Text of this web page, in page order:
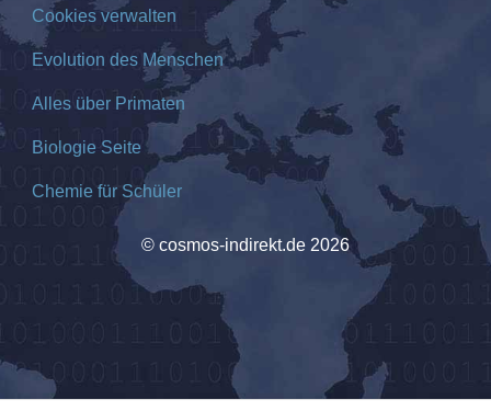
Cookies verwalten
Evolution des Menschen
Alles über Primaten
Biologie Seite
Chemie für Schüler
© cosmos-indirekt.de 2026